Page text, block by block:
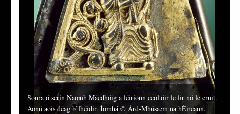
Sonra ó scrín Naomh Máedhóig a léiríonn ceoltóir le lir nó le cruit.
Aonú aois déag b’fhéidir. Íomhá © Árd-Mhúsaem na hÉireann.